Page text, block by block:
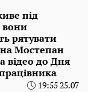
під
вони
рятувати
Мостепан
відео до Дня
19:55 25.07